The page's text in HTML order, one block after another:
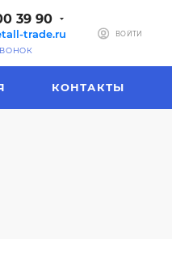
39 90
trade.ru ВОЙТИ
КОНТАКТЫ